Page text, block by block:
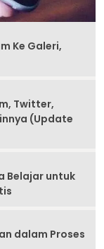
Ke Galeri,
Twitter,
(Update
Belajar untuk
dalam Proses